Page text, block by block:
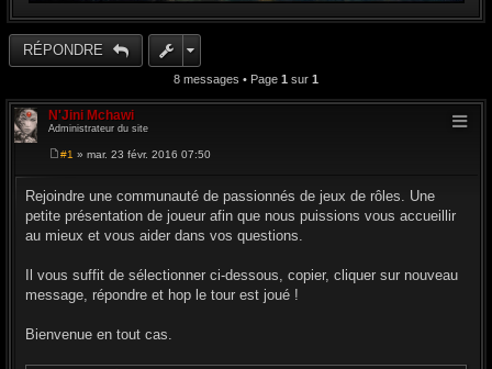
RÉPONDRE
8 messages • Page 1 sur 1
N'Jini Mchawi
Administrateur du site
s
a
e
#1 » mar. 23 févr. 2016 07:50
Rejoindre une communauté de passionnés de jeux de rôles. Une
petite présentation de joueur afin que nous puissions vous accueillir
au mieux et vous aider dans vos questions.
Il vous suffit de sélectionner ci-dessous, copier, cliquer sur nouveau
message, répondre et hop le tour est joué !
Bienvenue en tout cas.